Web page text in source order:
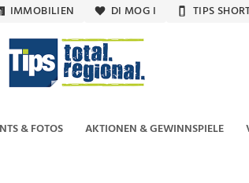
IMMOBILIEN DI MOG I TIPS
& FOTOS AKTIONEN & GEWINNSPIELE